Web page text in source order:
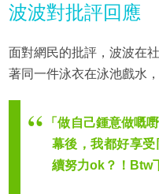
波波對批評回應
面對網民的批評，波波在
著同一件泳衣在泳池戲水
「做自己鍾意做嘅
幕後，我都好享
續努力ok？！Btw